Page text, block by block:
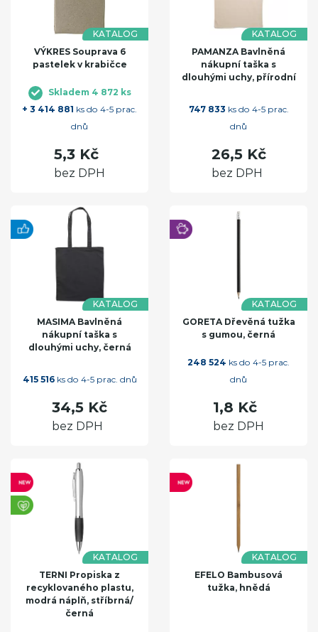
KATALOG
VÝKRES Souprava 6
pastelek v krabičce
Skladem 4 872 ks
+ 3 414 881 ks do 4-5 prac.
dnů
5,3 Kč
bez DPH
KATALOG
PAMANZA Bavlněná
nákupní taška s
dlouhými uchy, přírodní
747 833 ks do 4-5 prac.
dnů
26,5 Kč
bez DPH
KATALOG
MASIMA Bavlněná
nákupní taška s
dlouhými uchy, černá
415 516ks do 4-5 prac. dnů
34,5 Kč
bez DPH
KATALOG
GORETA Dřevěná tužka
s gumou, černá
248 524 ks do 4-5 prac.
dnů
1,8 Kč
bez DPH
KATALOG
TERNI Propiska z
recyklovaného plastu,
modrá náplň, stříbrná/
černá
KATALOG
EFELO Bambusová
tužka, hnědá